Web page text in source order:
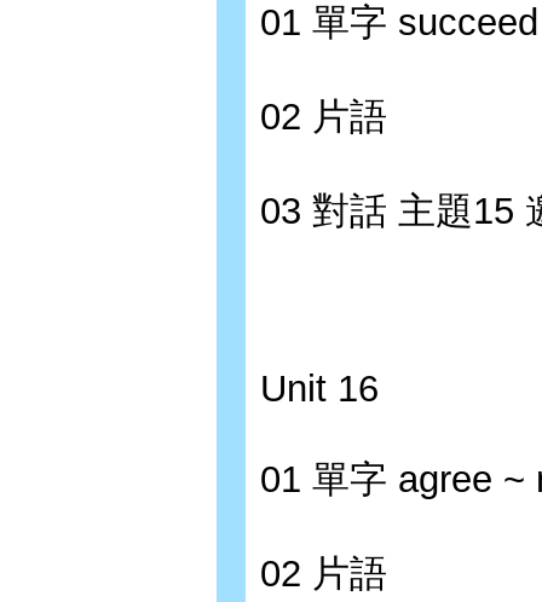
01 單字
02 片語
03 對話 主題15
Unit 16
01 單字 agree ~
02 片語